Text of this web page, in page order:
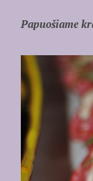
Papuošiame